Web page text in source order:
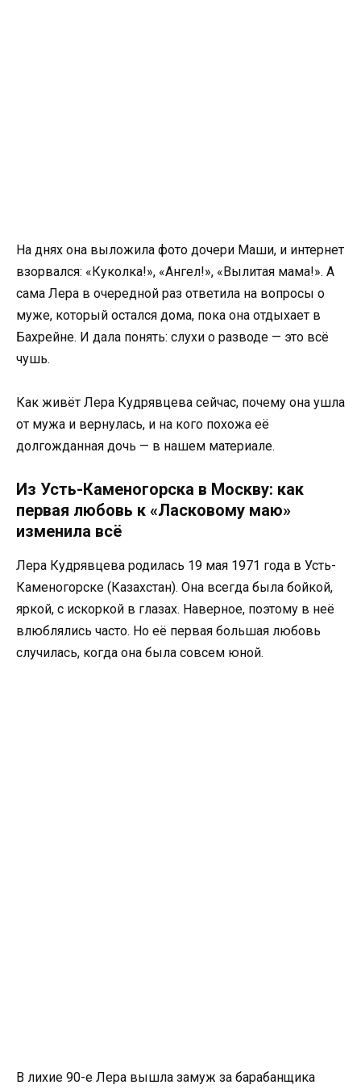
На днях она выложила фото дочери Маши, и интернет
взорвался: «Куколка!», «Ангел!», «Вылитая мама!». А
сама Лера в очередной раз ответила на вопросы о
муже, который остался дома, пока она отдыхает в
Бахрейне. И дала понять: слухи о разводе — это всё
чушь.
Как живёт Лера Кудрявцева сейчас, почему она ушла
от мужа и вернулась, и на кого похожа её
долгожданная дочь — в нашем материале.
Из Усть-Каменогорска в Москву: как
первая любовь к «Ласковому маю»
изменила всё
Лера Кудрявцева родилась 19 мая 1971 года в Усть-
Каменогорске (Казахстан). Она всегда была бойкой,
яркой, с искоркой в глазах. Наверное, поэтому в неё
влюблялись часто. Но её первая большая любовь
случилась, когда она была совсем юной.
В лихие 90-е Лера вышла замуж за барабанщика